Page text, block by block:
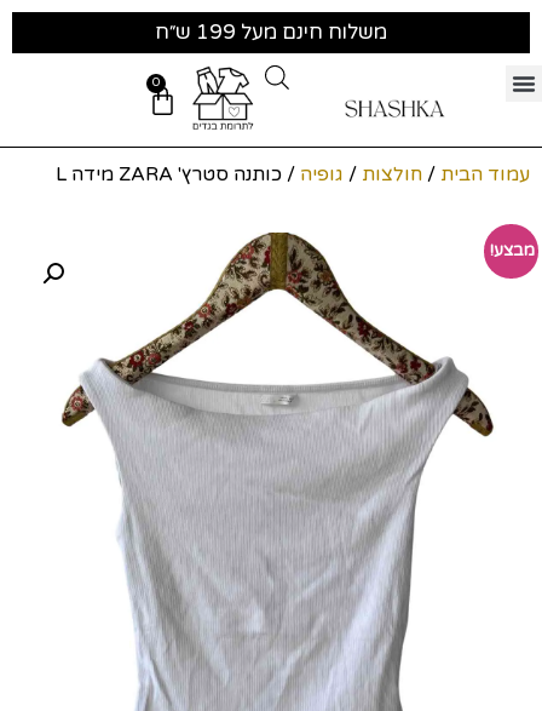
משלוח חינם מעל 199 ש״ח
0
עמוד הבית / חולצות / גופיה / כותנה סטרץ' ZARA מידה L
מבצע!